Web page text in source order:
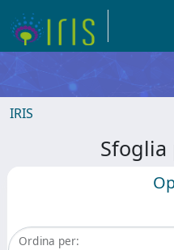
IRIS
Sfoglia
Ordina per: